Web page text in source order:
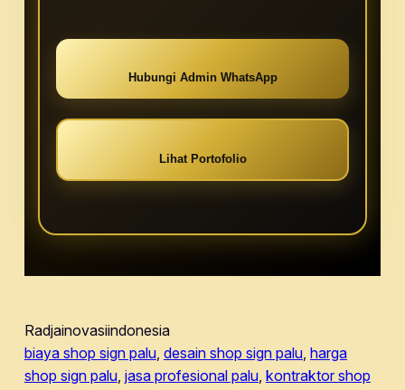
Hubungi Admin WhatsApp
Lihat Portofolio
Radjainovasiindonesia
biaya shop sign palu, desain shop sign palu, harga
shop sign palu, jasa profesional palu, kontraktor shop